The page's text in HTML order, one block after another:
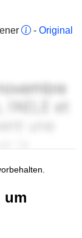
- Original
um